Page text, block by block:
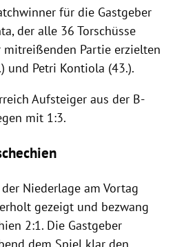
für die Gastgeber
, der alle 36 Torschüsse
mitreißenden Partie erzielten
und Petri Kontiola (43.).
Aufsteiger aus der B-
mit 1:3.
Niederlage am Vortag
gezeigt und bezwang
2:1. Die Gastgeber
dem Spiel klar den